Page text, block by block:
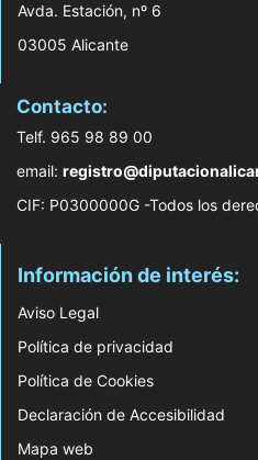
Avda. Estación, nº 6
03005 Alicante
Contacto:
Telf. 965 98 89 00
email:
CIF: P0300000G -Todos los
Información de interés:
Aviso Legal
Política de privacidad
Política de Cookies
Declaración de Accesibilidad
Mapa web